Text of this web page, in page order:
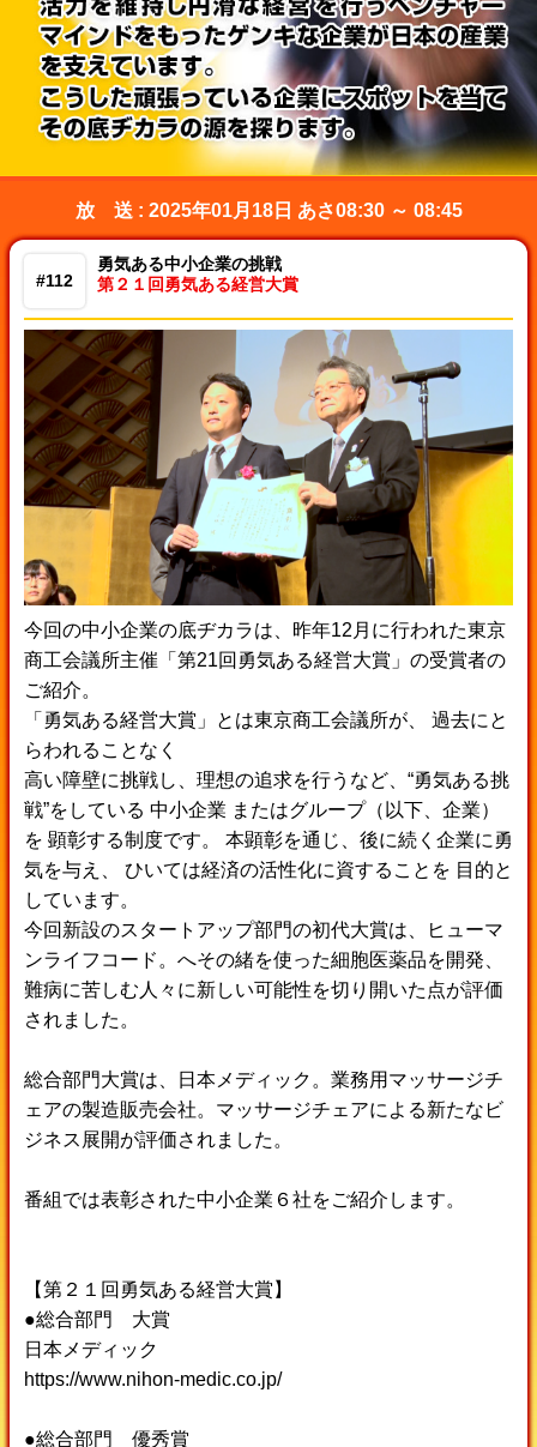
放 送 : 2025年01月18日 あさ08:30 ～ 08:45
#112
勇気ある中小企業の挑戦
第２１回勇気ある経営大賞
今回の中小企業の底ヂカラは、昨年12月に行われた東京
商工会議所主催「第21回勇気ある経営大賞」の受賞者の
ご紹介。
「勇気ある経営大賞」とは東京商工会議所が、 過去にと
らわれることなく
高い障壁に挑戦し、理想の追求を行うなど、“勇気ある挑
戦”をしている 中小企業 またはグループ（以下、企業）
を 顕彰する制度です。 本顕彰を通じ、後に続く企業に勇
気を与え、 ひいては経済の活性化に資することを 目的と
しています。
今回新設のスタートアップ部門の初代大賞は、ヒューマ
ンライフコード。へその緒を使った細胞医薬品を開発、
難病に苦しむ人々に新しい可能性を切り開いた点が評価
されました。
総合部門大賞は、日本メディック。業務用マッサージチ
ェアの製造販売会社。マッサージチェアによる新たなビ
ジネス展開が評価されました。
番組では表彰された中小企業６社をご紹介します。
【第２１回勇気ある経営大賞】
●総合部門 大賞
日本メディック
https://www.nihon-medic.co.jp/
●総合部門 優秀賞